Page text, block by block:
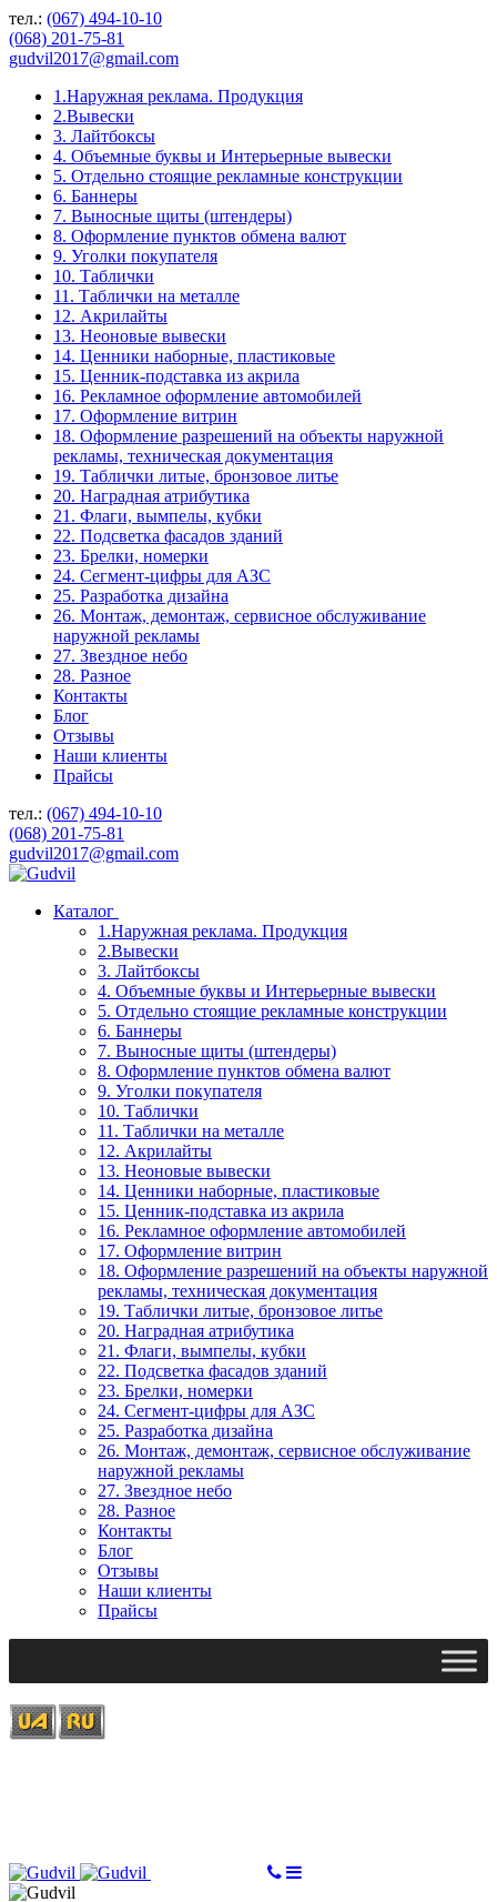
тел.: (067) 494-10-10
(068) 201-75-81
gudvil2017@gmail.com
1.Наружная реклама. Продукция
2.Вывески
3. Лайтбоксы
4. Объемные буквы и Интерьерные вывески
5. Отдельно стоящие рекламные конструкции
6. Баннеры
7. Выносные щиты (штендеры)
8. Оформление пунктов обмена валют
9. Уголки покупателя
10. Таблички
11. Таблички на металле
12. Акрилайты
13. Неоновые вывески
14. Ценники наборные, пластиковые
15. Ценник-подставка из акрила
16. Рекламное оформление автомобилей
17. Оформление витрин
18. Оформление разрешений на объекты наружной
рекламы, техническая документация
19. Таблички литые, бронзовое литье
20. Наградная атрибутика
21. Флаги, вымпелы, кубки
22. Подсветка фасадов зданий
23. Брелки, номерки
24. Сегмент-цифры для АЗС
25. Разработка дизайна
26. Монтаж, демонтаж, сервисное обслуживание
наружной рекламы
27. Звездное небо
28. Разное
Контакты
Блог
Отзывы
Наши клиенты
Прайсы
тел.: (067) 494-10-10
(068) 201-75-81
gudvil2017@gmail.com
Каталог
1.Наружная реклама. Продукция
2.Вывески
3. Лайтбоксы
4. Объемные буквы и Интерьерные вывески
5. Отдельно стоящие рекламные конструкции
6. Баннеры
7. Выносные щиты (штендеры)
8. Оформление пунктов обмена валют
9. Уголки покупателя
10. Таблички
11. Таблички на металле
12. Акрилайты
13. Неоновые вывески
14. Ценники наборные, пластиковые
15. Ценник-подставка из акрила
16. Рекламное оформление автомобилей
17. Оформление витрин
18. Оформление разрешений на объекты наружной
рекламы, техническая документация
19. Таблички литые, бронзовое литье
20. Наградная атрибутика
21. Флаги, вымпелы, кубки
22. Подсветка фасадов зданий
23. Брелки, номерки
24. Сегмент-цифры для АЗС
25. Разработка дизайна
26. Монтаж, демонтаж, сервисное обслуживание
наружной рекламы
27. Звездное небо
28. Разное
Контакты
Блог
Отзывы
Наши клиенты
Прайсы